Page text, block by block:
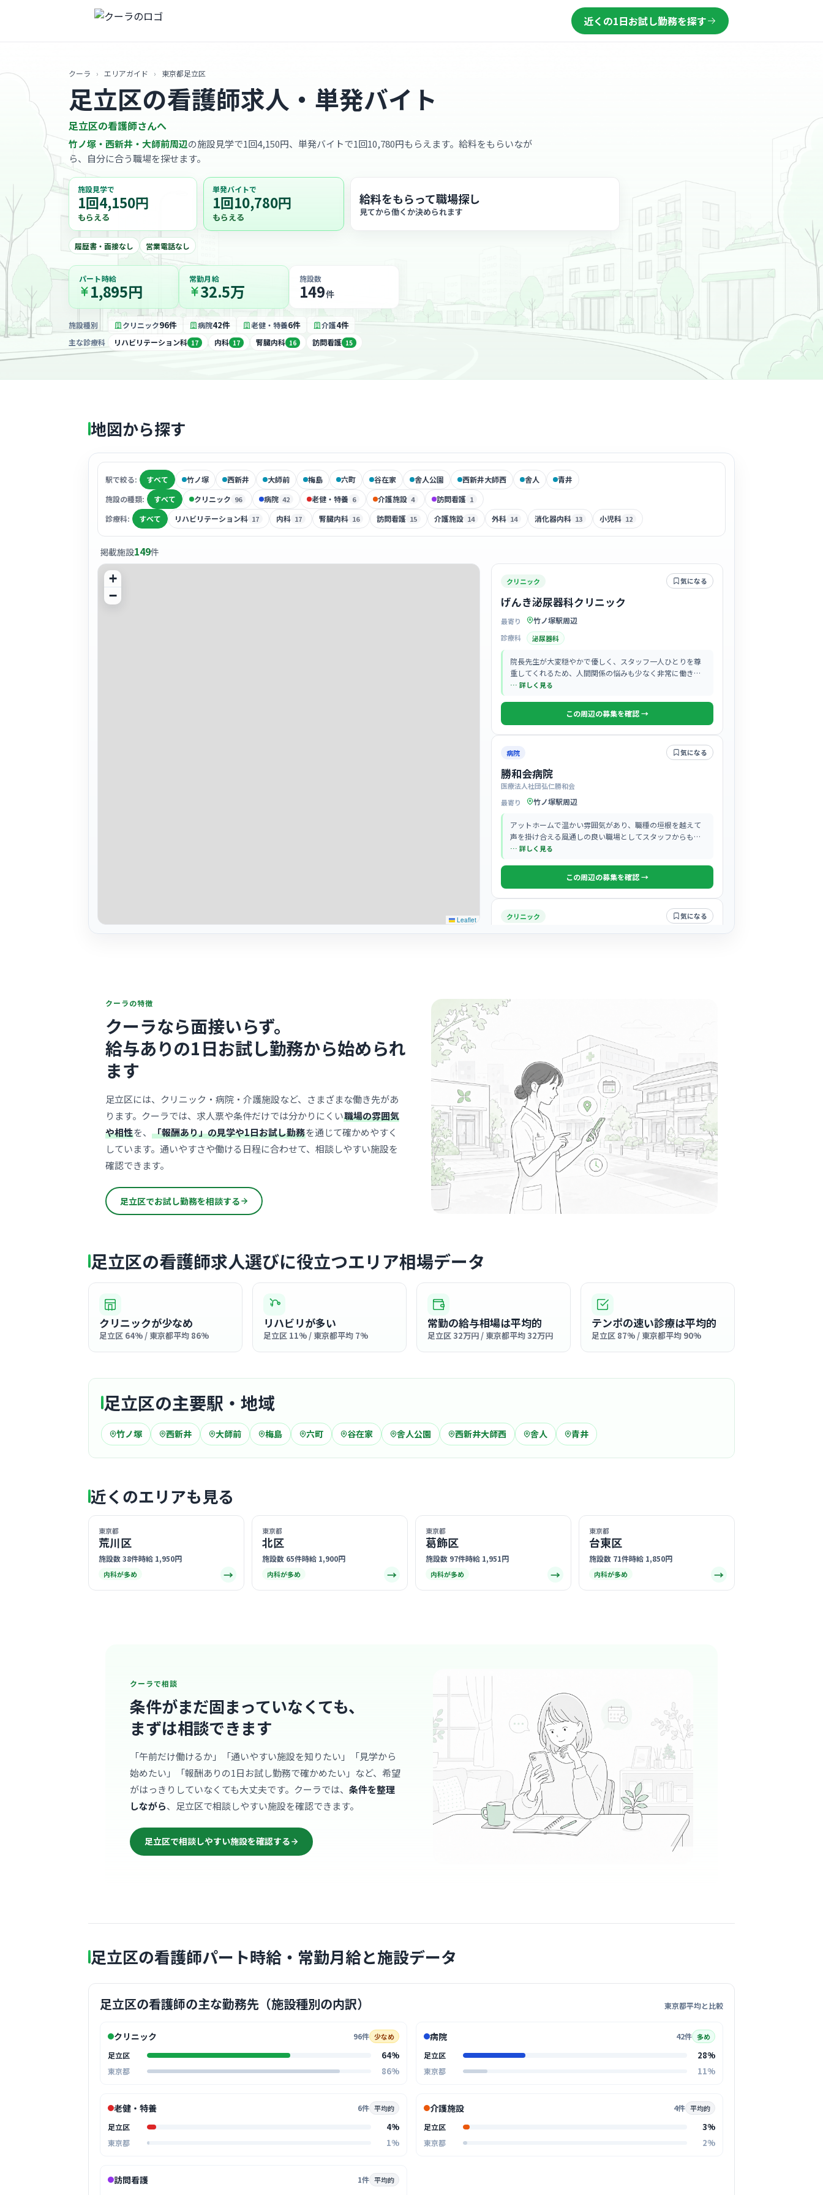
近くの1日お試し勤務を探す
クーラ › エリアガイド › 東京都足立区
足立区の看護師求人・単発バイト
足立区の看護師さんへ
竹ノ塚・西新井・大師前周辺の施設見学で1回4,150円、単発バイトで1回10,780円もらえます。給料をもらいなが
ら、自分に合う職場を探せます。
施設見学で
1回4,150円
もらえる
単発バイトで
1回10,780円
もらえる
給料をもらって職場探し
見てから働くか決められます
履歴書・面接なし 営業電話なし
パート時給
1,895円
常勤月給
32.5万
施設数
149件
施設種別 クリニック96件 病院42件 老健・特養6件 介護4件
主な診療科 リハビリテーション科 17 内科 17 腎臓内科 16 訪問看護 15
地図から探す
駅で絞る: すべて 竹ノ塚 西新井 大師前 梅島 六町 谷在家 舎人公園 西新井大師西 舎人
青井
施設の種類:
すべて クリニック 96 病院 42 老健・特養 6 介護施設 4 訪問看護 1
診療科: すべて リハビリテーション科 17 内科 17 腎臓内科 16 訪問看護 15 介護施設 14 外科 14 消化器内科 13 小児科 12
掲載施設149件
+
−
Leaflet
クリニック 気になる
げんき泌尿器科クリニック
最寄り 竹ノ塚駅周辺
診療科 泌尿器科
院長先生が大変穏やかで優しく、スタッフ一人ひとりを尊
重してくれるため、人間関係の悩みも少なく非常に働きや
すい風通しの良い職場です。
… 詳しく見る
この周辺の募集を確認 →
病院 気になる
勝和会病院
医療法人社団弘仁勝和会
最寄り
竹ノ塚駅周辺
アットホームで温かい雰囲気があり、職種の垣根を越えて
声を掛け合える風通しの良い職場としてスタッフからも評
判です。
… 詳しく見る
この周辺の募集を確認 →
クリニック 気になる
この周辺の募集を確認 →
病院 気になる
井上病院
医療法人社団星風会
最寄り
竹ノ塚駅周辺
スタッフ同士の仲が良く、アットホームで温かい人間関係
が魅力の、馴染みやすい職場です。
… 詳しく見る
大塚ブレストケアクリニック
乳腺疾患専門のクリニックとして、女性がリラックスでき
クリニック
中内クリニック
この周辺の募集を確認 →
この周辺の募集を確認 →
クリニック 気になる
TRE すぎもり整形外科クリニック
医療法人社団Fine
最寄り
竹ノ塚駅周辺
診療科 外科 整形外科 1
院長先生が気さくで話しやすく、スタッフ同士のチームワ
クリニック 気になる
スタッフ間の連携が非常にスムーズで、忙しい時こそ全員
で幅広い世代が在籍していますが、壁がなく何でも相談し
気になる
クーラの特徴
クーラなら面接いらず。
給与ありの1日お試し勤務から始められ
ます
足立区には、クリニック・病院・介護施設など、さまざまな働き先があ
ります。クーラでは、求人票や条件だけでは分かりにくい職場の雰囲気
や相性を、 「報酬あり」の見学や1日お試し勤務を通じて確かめやすく
しています。通いやすさや働ける日程に合わせて、相談しやすい施設を
確認できます。
足立区でお試し勤務を相談する
足立区の看護師求人選びに役立つエリア相場データ
クリニックが少なめ
足立区 64% / 東京都平均 86%
リハビリが多い
足立区 11% / 東京都平均 7%
常勤の給与相場は平均的
足立区 32万円 / 東京都平均 32万円
テンポの速い診療は平均的
足立区 87% / 東京都平均 90%
足立区の主要駅・地域
竹ノ塚 西新井 大師前 梅島 六町 谷在家 舎人公園 西新井大師西 舎人 青井
近くのエリアも見る
東京都
荒川区
施設数 38件時給 1,950円
内科が多め →
東京都
北区
施設数 65件時給 1,900円
内科が多め →
東京都
葛飾区
施設数 97件時給 1,951円
内科が多め →
東京都
台東区
施設数 71件時給 1,850円
内科が多め →
クーラで相談
条件がまだ固まっていなくても、
まずは相談できます
「午前だけ働けるか」「通いやすい施設を知りたい」「見学から
始めたい」「報酬ありの1日お試し勤務で確かめたい」など、希望
がはっきりしていなくても大丈夫です。クーラでは、 条件を整理
しながら、足立区で相談しやすい施設を確認できます。
足立区で相談しやすい施設を確認する
足立区の看護師パート時給・常勤月給と施設データ
足立区の看護師の主な勤務先（施設種別の内訳） 東京都平均と比較
クリニック 96件 少なめ
足立区 64%
東京都 86%
病院 42件 多め
足立区 28%
東京都 11%
老健・特養 6件 平均的
足立区 4%
東京都 1%
介護施設 4件 平均的
足立区 3%
東京都 2%
訪問看護 1件 平均的